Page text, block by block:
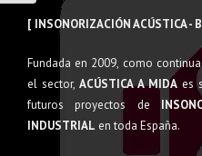
[ INSONORIZACIÓN ACÚSTICA -
Fundada en 2009, como
el sector,ACÚSTICA A MIDAes
futuros proyectos de
INDUSTRIAL en toda España.